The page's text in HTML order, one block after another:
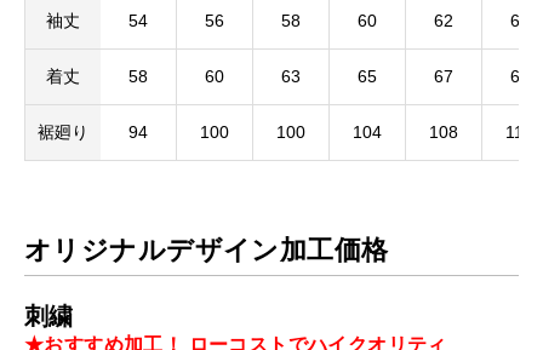
袖丈 54 56 58 60 62 62
着丈 58 60 63 65 67 69
裾廻り 94 100 100 104 108 112
オリジナルデザイン加工価格
刺繍
★おすすめ加工！ ローコストでハイクオリティ